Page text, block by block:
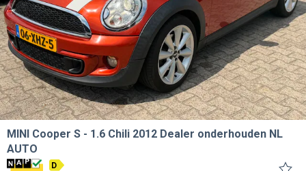
MINI Cooper S
1.6 Chili 2012 Dealer onderhouden NL
AUTO
D